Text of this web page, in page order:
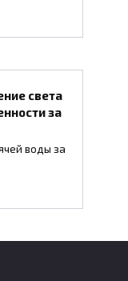
света
за
воды за